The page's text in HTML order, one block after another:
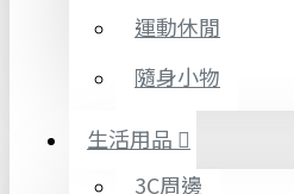
運動休閒
隨身小物
生活用品
3C周邊